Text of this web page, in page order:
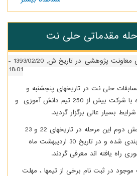
پایانی
مقدماتی حلی نت
پژوهشی
در تاریخ ش, 1393/02/20 -
18:01
حلی نت در تاریخهای پنجشنبه و
جمعه 18 و 19 اردیبهشت ماه با شرکت بیش از 250 تیم دانش آموزی و
بسیار عالی برگزار گردید.
قرار است پس از برگزاری بخش دوم این مرحله در تاریخهای 22 و 23
اردیبهشت ماه ، نتایج جمع بندی شده و در تاریخ 30 اردیبهشت ماه
راه یافته اند معرفی گردند.
در ثبت نام برخی از تیمها ، مهلت